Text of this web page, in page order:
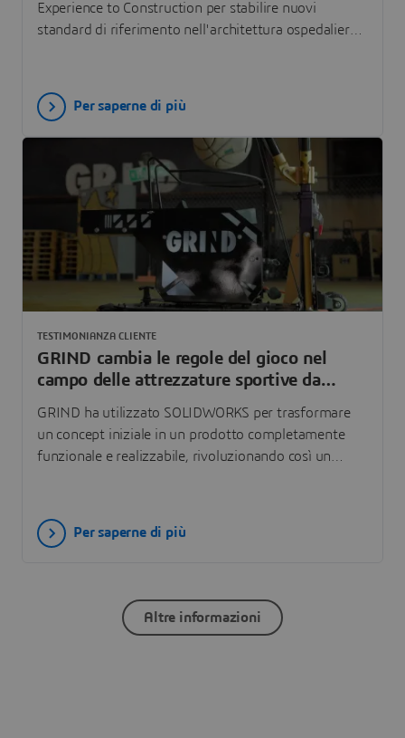
Experience to Construction per stabilire nuovi
standard di riferimento nell'architettura ospedaliera
simulazione avanzate.
Per saperne di più
GRIND cambia le regole del gioco nel
campo delle attrezzature sportive da
allenamento
GRIND ha utilizzato SOLIDWORKS per trasformare
un concept iniziale in un prodotto completamente
funzionale e realizzabile, rivoluzionando così un
TESTIMONIANZA CLIENTE
Per saperne di più
Altre informazioni